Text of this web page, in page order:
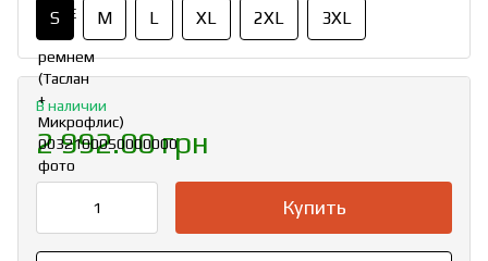
S M L XL 2XL 3XL
В наличии
2 992.00 грн
Купить